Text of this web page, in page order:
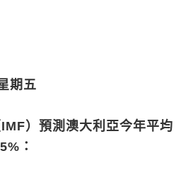
期五
）預測澳大利亞今年平均
：